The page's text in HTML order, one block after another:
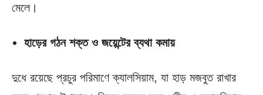
মেলে।
হাড়ের গঠন শক্ত ও জয়েন্টের ব্যথা কমায়
দুধে রয়েছে প্রচুর পরিমাণে ক্যালসিয়াম, যা হাড় মজবুত রাখার